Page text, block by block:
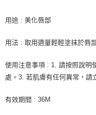
用途 : 美化唇部
用法 : 取用適量輕輕塗抹於唇
使用注意事項 : 1. 請按照說明
處。3. 若肌膚有任何異常，請
有效期間 : 36M